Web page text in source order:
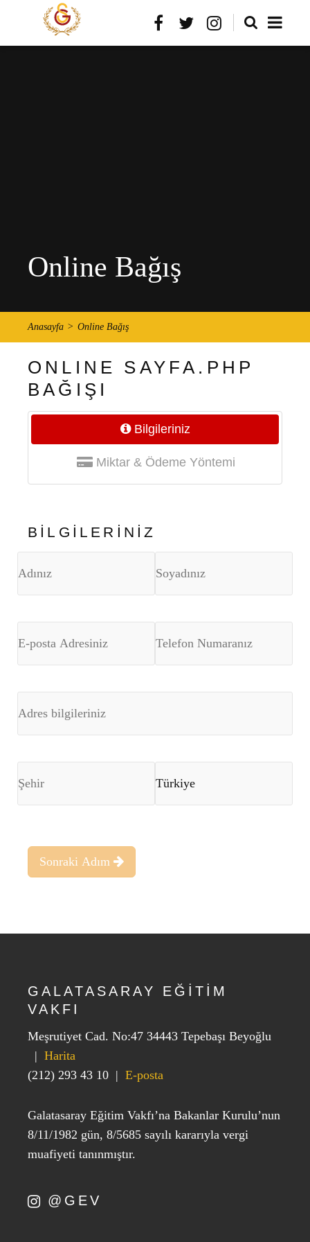
Online Bağış
Anasayfa Online Bağış
ONLINE SAYFA.PHP
BAĞIŞI
Bilgileriniz
Miktar & Ödeme Yöntemi
BİLGİLERİNİZ
Sonraki Adım
GALATASARAY EĞİTİM
VAKFI
Meşrutiyet Cad. No:47 34443 Tepebaşı Beyoğlu
| Harita
(212) 293 43 10 | E-posta
Galatasaray Eğitim Vakfı’na Bakanlar Kurulu’nun
8/11/1982 gün, 8/5685 sayılı kararıyla vergi
muafiyeti tanınmıştır.
@GEV